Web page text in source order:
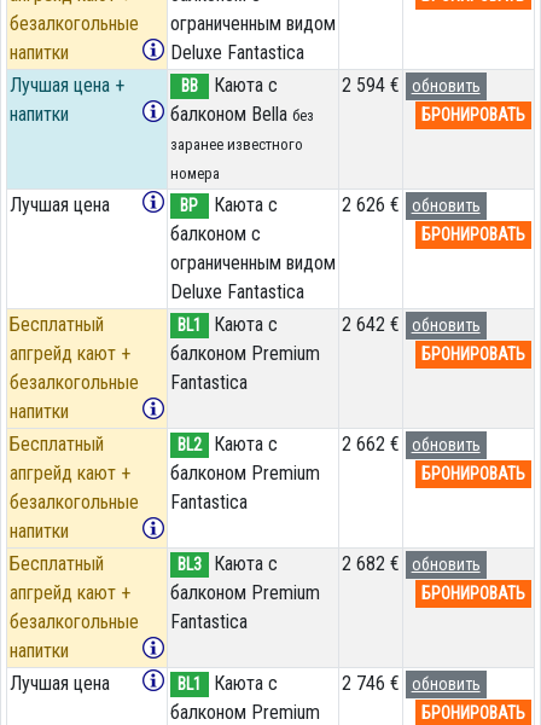
безалкогольные
напитки
ограниченным видом
Deluxe Fantastica
Лучшая цена +
напитки
BB
Каюта с
балконом Bella без
заранее известного
номера
2 594 €
обновить
БРОНИРОВАТЬ
Лучшая цена BP
Каюта с
балконом c
ограниченным видом
Deluxe Fantastica
2 626 €
обновить
БРОНИРОВАТЬ
Бесплатный
апгрейд кают +
безалкогольные
напитки
BL1
Каюта с
балконом Premium
Fantastica
2 642 €
обновить
БРОНИРОВАТЬ
Бесплатный
апгрейд кают +
безалкогольные
напитки
BL2
Каюта с
балконом Premium
Fantastica
2 662 €
обновить
БРОНИРОВАТЬ
Бесплатный
апгрейд кают +
безалкогольные
напитки
BL3
Каюта с
балконом Premium
Fantastica
2 682 €
обновить
БРОНИРОВАТЬ
Лучшая цена BL1
Каюта с
балконом Premium
2 746 €
обновить
БРОНИРОВАТЬ